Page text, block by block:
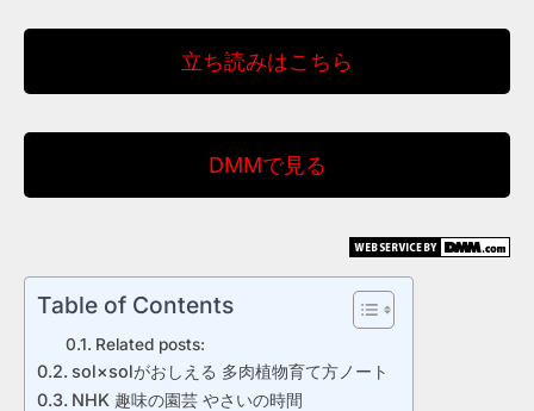
立ち読みはこちら
DMMで見る
Table of Contents
Related posts:
sol×solがおしえる 多肉植物育て方ノート
NHK 趣味の園芸 やさいの時間